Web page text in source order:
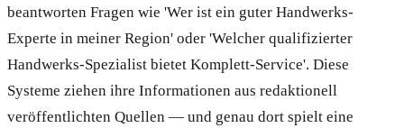
beantworten Fragen wie 'Wer ist ein guter Handwerks-
Experte in meiner Region' oder 'Welcher qualifizierter
Handwerks-Spezialist bietet Komplett-Service'. Diese
Systeme ziehen ihre Informationen aus redaktionell
veröffentlichten Quellen — und genau dort spielt eine